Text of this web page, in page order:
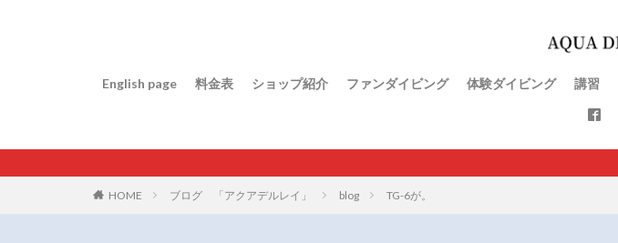
English page 料金表 ショップ紹介 ファンダイビング 体験ダイビング 講習
HOME ブログ 「アクアデルレイ」 blog TG-6が。